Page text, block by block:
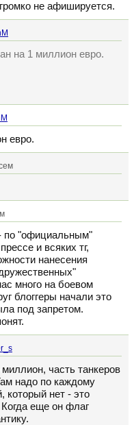
не афишируется.
на 1 миллион евро.
евро.
по "официальным"
и всяких тг,
нанесения
много на боевом
блоггеры начали это
под запретом.
часть танкеров
надо по каждому
который нет - это
еще он флаг